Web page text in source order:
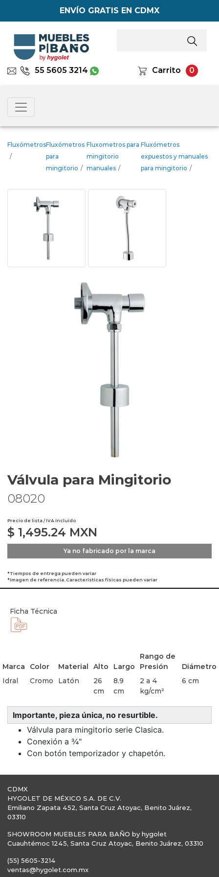
ENVÍO GRATIS EN CDMX
55 5605 3214 Carrito 0
Fluxómetros
/
Fluxómetros
para
mingitorio /
Fluxometros para
mingitorio
manuales /
Fluxómetros
expuestos y manuales
para mingitorio /
Válvula para Mingitorio
08020
Precio de lista / IVA incluido
$ 1,495.24 MXN
Ya no fabricado por la marca
*Tiempos de entrega pueden variar
*Imagen de referencia. Características físicas pueden variar
Ficha Técnica
Marca Color Material Alto Largo
Rango de
Presión
Diámetro
Idral
Cromo Latón
26
cm
8.9
cm
2 a 4
kg/cm²
6 cm
Importante, pieza única, no resurtible.
Válvula para mingitorio serie Clasica.
Conexión a ¾"
Con botón temporizador y chapetón.
CDMX
HYGOLET DE MÉXICO S.A. DE C.V.
Emiliano Zapata 452, Santa Cruz Atoyac, Benito Juárez,
03310
SHOWROOM MUEBLES PARA BAÑO by hygolet
Cuauhtémoc 1245, Santa Cruz Atoyac, Benito Juárez, 03310
(55) 5605-3214
ventas@hygolet.com.mx